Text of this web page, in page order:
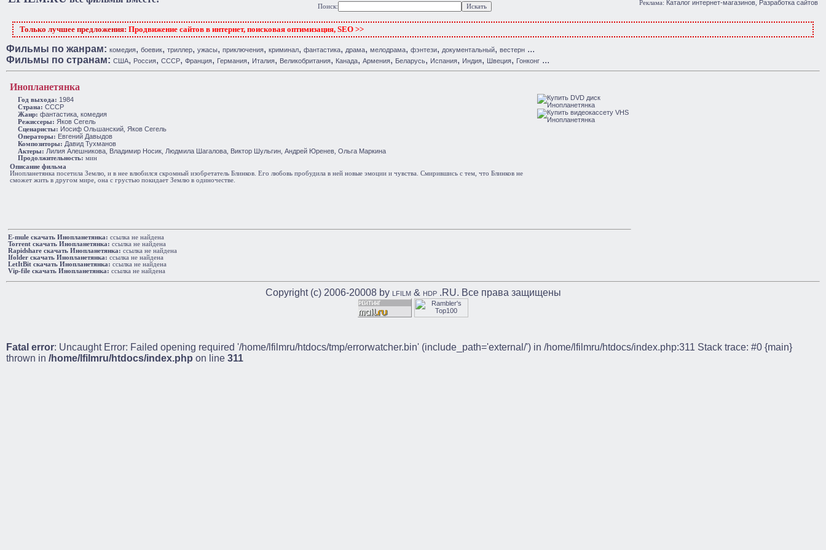
Поиск:
Реклама: Каталог интернет-магазинов Разработка сайтов
Только лучшее предложения: Продвижение сайтов в интернет, поисковая оптимизация, SEO >>
Фильмы по жанрам: комедия, боевик, триллер, ужасы, приключения, криминал, фантастика, драма, мелодрама, фэнтези, документальный, вестерн ...
Фильмы по странам: США, Россия, СССР, Франция, Германия, Италия, Великобритания, Канада, Армения, Беларусь, Испания, Индия, Швеция, Гонконг ...
Инопланетянка
Год выхода: 1984
Cтрана: СССР
Жанр: фантастика комедия
Режиссеры: Яков Сегель
Сценаристы: Иосиф Ольшанский Яков Сегель
Операторы: Евгений Давыдов
Композиторы: Давид Тухманов
Актеры: Лилия Алешникова Владимир Носик Людмила Шагалова Виктор Шульгин Андрей Юренев Ольга Маркина
Продолжительность: мин
Описание фильма
Инопланетянка посетила Землю, и в нее влюбился скромный изобретатель Блинков. Его любовь пробудила в ней новые эмоции и чувства. Смирившись с тем, что Блинков не
сможет жить в другом мире, она с грустью покидает Землю в одиночестве.
E-mule cкачать Инопланетянка: ссылка не найдена
Torrent cкачать Инопланетянка: ссылка не найдена
Rapidshare cкачать Инопланетянка: ссылка не найдена
Ifolder cкачать Инопланетянка: ссылка не найдена
LetItBit cкачать Инопланетянка: ссылка не найдена
Vip-file cкачать Инопланетянка: ссылка не найдена
Copyright (c) 2006-20008 by LFILM& HDP.RU. Все права защищены
Fatal error: Uncaught Error: Failed opening required '/home/lfilmru/htdocs/tmp/errorwatcher.bin' (include_path='external/') in /home/lfilmru/htdocs/index.php:311 Stack trace: #0 {main}
thrown in /home/lfilmru/htdocs/index.php on line 311